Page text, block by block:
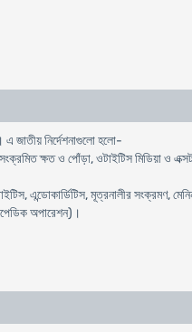
এ জাতীয় নির্দেশনাগুলো হলো-
ক্ষত ও পোঁড়া, ওটাইটিস মিডিয়া ও
এন্ডোকার্ডিটিস, মূত্রনালীর সংক্রমণ,
অপারেশন)।